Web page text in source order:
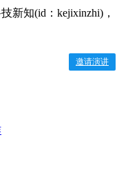
新知(id：kejixinzhi)，
邀请演讲